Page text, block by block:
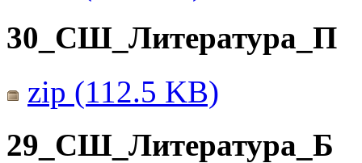
30_СШ_Литература_П
zip (112.5 KB)
29_СШ_Литература_Б